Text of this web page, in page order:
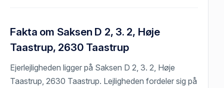
Fakta om Saksen D 2, 3. 2, Høje
Taastrup, 2630 Taastrup
Ejerlejligheden ligger på Saksen D 2, 3. 2, Høje
Taastrup, 2630 Taastrup. Lejligheden fordeler sig på